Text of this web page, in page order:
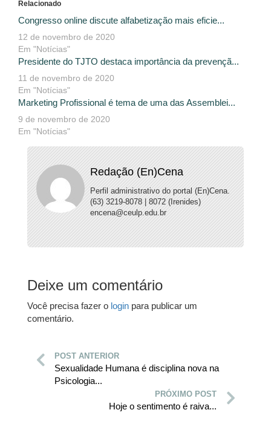
Relacionado
Congresso online discute alfabetização mais eficie...
12 de novembro de 2020
Em "Notícias"
Presidente do TJTO destaca importância da prevençã...
11 de novembro de 2020
Em "Notícias"
Marketing Profissional é tema de uma das Assemblei...
9 de novembro de 2020
Em "Notícias"
Redação (En)Cena
Perfil administrativo do portal (En)Cena.
(63) 3219-8078 | 8072 (Irenides)
encena@ceulp.edu.br
Deixe um comentário
Você precisa fazer o login para publicar um
comentário.
POST ANTERIOR
Sexualidade Humana é disciplina nova na
Psicologia...
PRÓXIMO POST
Hoje o sentimento é raiva...